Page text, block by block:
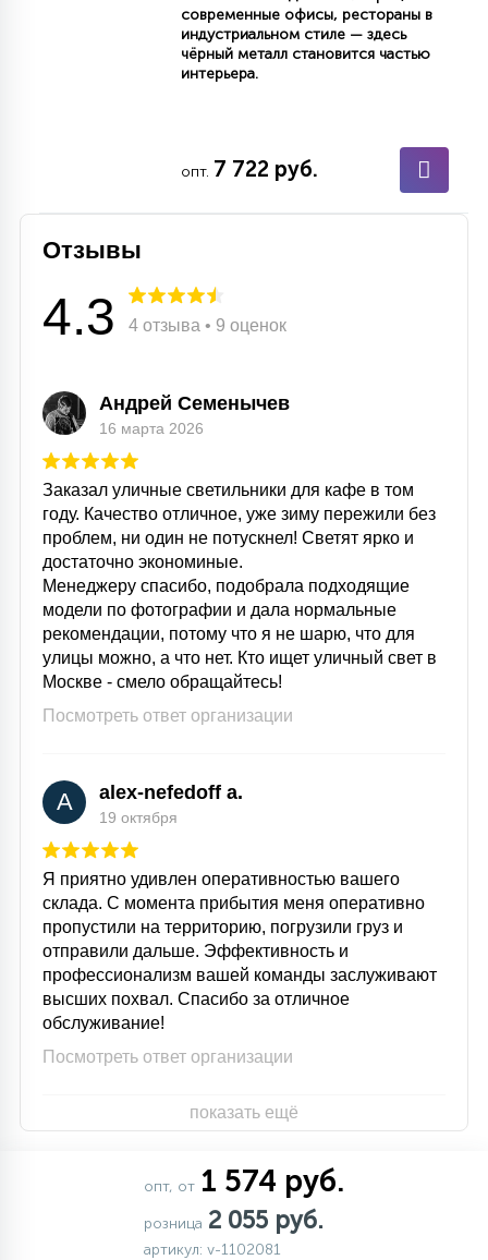
С УПРАВЛЕНИЕМ
современные офисы, рестораны в
индустриальном стиле — здесь
чёрный металл становится частью
интерьера.
опт. 7 722 руб.
Отзывы
4.3 4 отзыва • 9 оценок
Андрей Семенычев
16 марта 2026
Заказал уличные светильники для кафе в том
году. Качество отличное, уже зиму пережили без
проблем, ни один не потускнел! Светят ярко и
достаточно экономиные.
Менеджеру спасибо, подобрала подходящие
модели по фотографии и дала нормальные
рекомендации, потому что я не шарю, что для
улицы можно, а что нет. Кто ищет уличный свет в
Москве - смело обращайтесь!
Посмотреть ответ организации
A alex-nefedoff a.
19 октября
Я приятно удивлен оперативностью вашего
склада. С момента прибытия меня оперативно
пропустили на территорию, погрузили груз и
отправили дальше. Эффективность и
профессионализм вашей команды заслуживают
высших похвал. Спасибо за отличное
обслуживание!
Посмотреть ответ организации
показать ещё
опт, от 1 574 руб.
розница 2 055 руб.
артикул: v-1102081